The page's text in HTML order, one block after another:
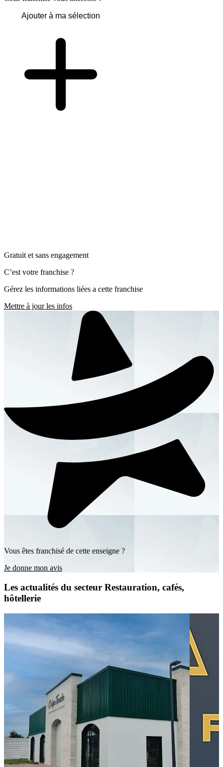
Ajouter à ma sélection
Gratuit et sans engagement
C’est votre franchise ?
Gérez les informations liées a cette franchise
Mettre à jour les infos
Vous êtes franchisé de cette enseigne ?
Je donne mon avis
Les actualités du secteur Restauration, cafés,
hôtellerie